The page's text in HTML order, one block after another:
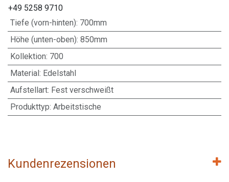
+49 5258 9710
Tiefe (vorn-hinten): 700mm
Höhe (unten-oben): 850mm
Kollektion: 700
Material : Edelstahl
Aufstellart: Fest verschweißt
Produkttyp: Arbeitstische
Kundenrezensionen